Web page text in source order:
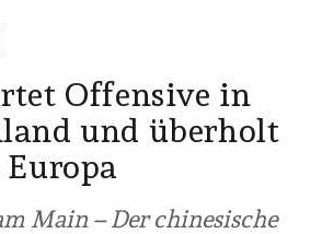
Offensive in
und überholt
Main – Der chinesische